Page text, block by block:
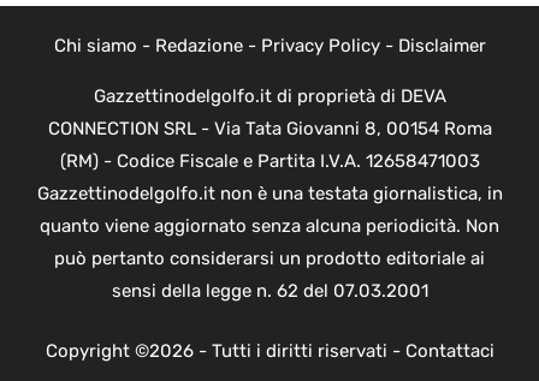
Chi siamo - Redazione- Privacy Policy- Disclaimer
Gazzettinodelgolfo.it di proprietà di DEVA
CONNECTION SRL - Via Tata Giovanni 8, 00154 Roma
(RM) - Codice Fiscale e Partita I.V.A. 12658471003
Gazzettinodelgolfo.it non è una testata giornalistica, in
quanto viene aggiornato senza alcuna periodicità. Non
può pertanto considerarsi un prodotto editoriale ai
sensi della legge n. 62 del 07.03.2001
Copyright ©2026 - Tutti i diritti riservati - Contattaci